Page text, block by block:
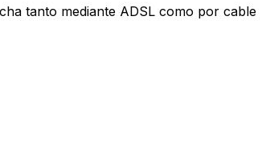
tanto mediante ADSL como por cable